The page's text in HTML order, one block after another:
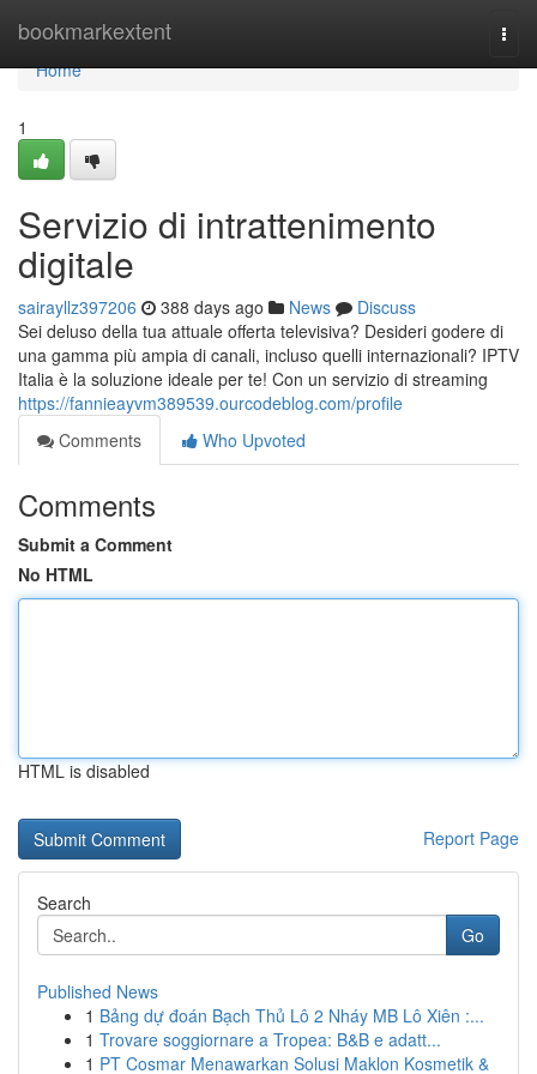
bookmarkextent
Home
Home
1
Servizio di intrattenimento
digitale
sairayllz397206 388 days ago News
Discuss
Sei deluso della tua attuale offerta televisiva? Desideri godere di
una gamma più ampia di canali, incluso quelli internazionali? IPTV
Italia è la soluzione ideale per te! Con un servizio di streaming
https://fannieayvm389539.ourcodeblog.com/profile
Comments
Who Upvoted
Comments
Submit a Comment
No HTML
HTML is disabled
Report Page
Search
Go
Published News
1 Bảng dự đoán Bạch Thủ Lô 2 Nháy MB Lô Xiên :...
1 Trovare soggiornare a Tropea: B&B e adatt...
1 PT Cosmar Menawarkan Solusi Maklon Kosmetik &